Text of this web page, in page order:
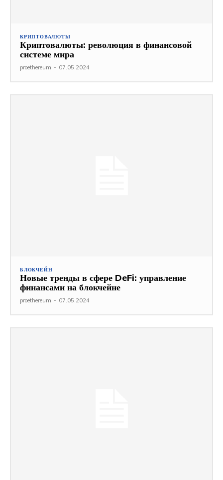
КРИПТОВАЛЮТЫ
Криптовалюты: революция в финансовой
системе мира
proethereum - 07.05.2024
БЛОКЧЕЙН
Новые тренды в сфере DeFi: управление
финансами на блокчейне
proethereum - 07.05.2024